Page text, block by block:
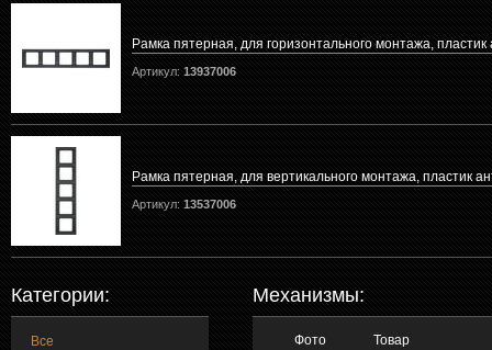
Рамка пятерная, для горизонтального монтажа, пластик
Артикул: 13937006
Рамка пятерная, для вертикального монтажа, пластик
Артикул: 13537006
Категории:
Все
Механизмы:
Фото Товар